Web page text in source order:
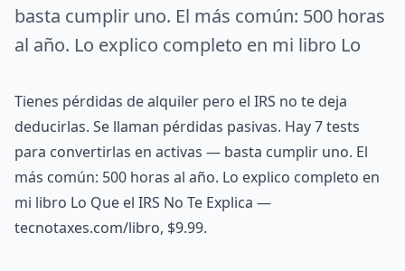
basta cumplir uno. El más común: 500 horas
al año. Lo explico completo en mi libro Lo
Tienes pérdidas de alquiler pero el IRS no te deja
deducirlas. Se llaman pérdidas pasivas. Hay 7 tests
para convertirlas en activas — basta cumplir uno. El
más común: 500 horas al año. Lo explico completo en
mi libro Lo Que el IRS No Te Explica —
tecnotaxes.com/libro, $9.99.